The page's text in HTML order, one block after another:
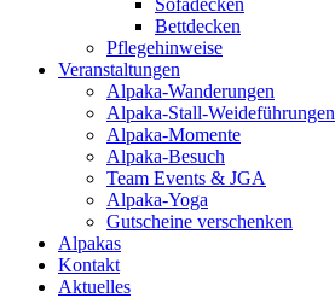
Sofadecken
Bettdecken
Pflegehinweise
Veranstaltungen
Alpaka-Wanderungen
Alpaka-Stall-Weideführungen
Alpaka-Momente
Alpaka-Besuch
Team Events & JGA
Alpaka-Yoga
Gutscheine verschenken
Alpakas
Kontakt
Aktuelles